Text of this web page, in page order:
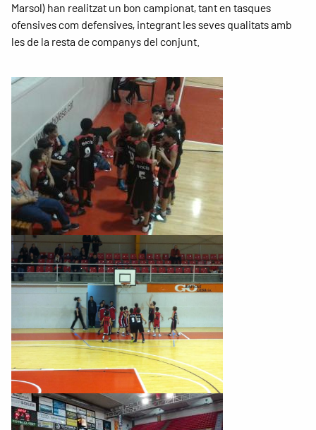
Marsol) han realitzat un bon campionat, tant en tasques
ofensives com defensives, integrant les seves qualitats amb
les de la resta de companys del conjunt.